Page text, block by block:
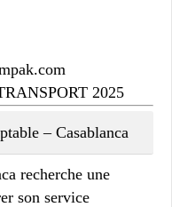
2025
– Casablanca
recherche une
son service